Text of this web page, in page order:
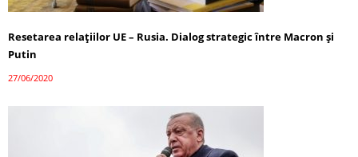
Resetarea relațiilor UE – Rusia. Dialog strategic între Macron și
Putin
27/06/2020